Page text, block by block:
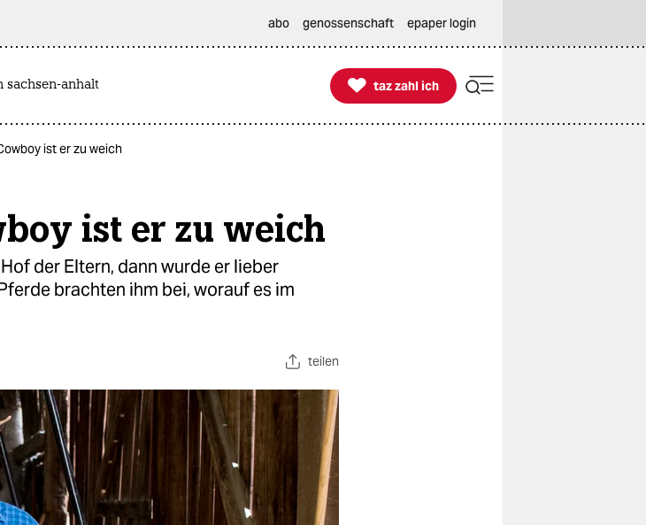
abo genossenschaft epaper login
sachsen-anhalt 
taz zahl ich
taz zahl ich
ist er zu weich
ist er zu weich
der Eltern, dann wurde er lieber
brachten ihm bei, worauf es im
teilen